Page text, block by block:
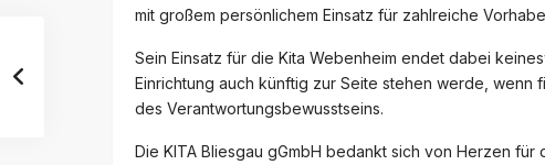
mit großem persönlichem Einsatz für zahlreiche
Sein Einsatz für die Kita Webenheim endet dabei
Einrichtung auch künftig zur Seite stehen werde,
des Verantwortungsbewusstseins.
Die KITA Bliesgau gGmbH bedankt sich von Herzen